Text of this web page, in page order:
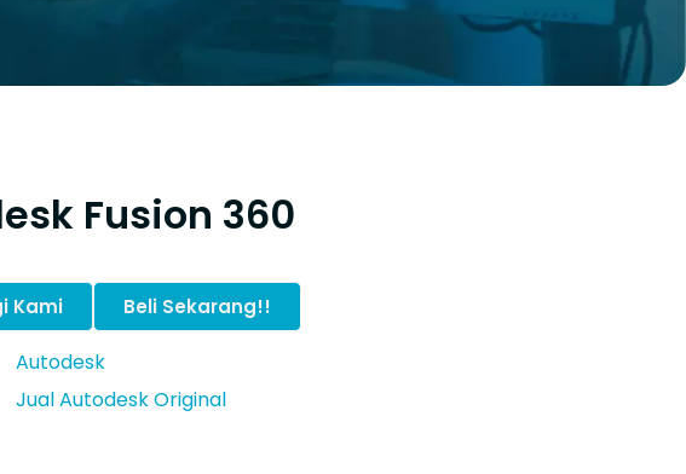
Fusion 360
Kami Beli Sekarang!!
Autodesk
Jual Autodesk Original